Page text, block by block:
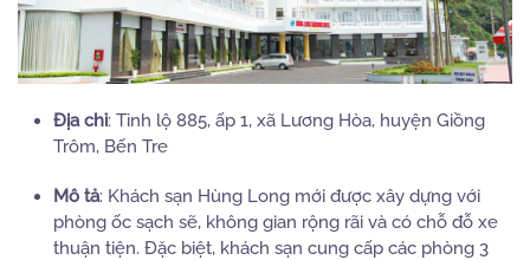
Địa chỉ: Tỉnh lộ 885, ấp 1, xã Lương Hòa, huyện Giồng
Trôm, Bến Tre
Mô tả: Khách sạn Hùng Long mới được xây dựng với
phòng ốc sạch sẽ, không gian rộng rãi và có chỗ đỗ xe
thuận tiện. Đặc biệt, khách sạn cung cấp các phòng 3